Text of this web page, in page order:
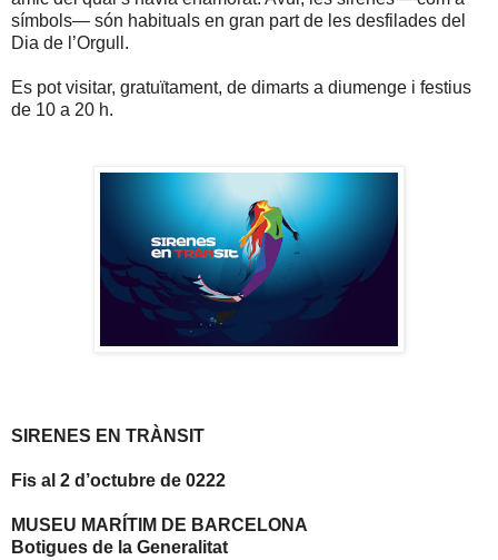
símbols— són habituals en gran part de les desfilades del
Dia de l’Orgull.
Es pot visitar, gratuïtament, de dimarts a diumenge i festius
de 10 a 20 h.
SIRENES EN TRÀNSIT
Fis al 2 d’octubre de 0222
MUSEU MARÍTIM DE BARCELONA
Botigues de la Generalitat